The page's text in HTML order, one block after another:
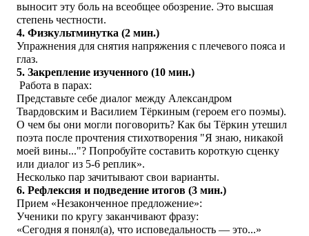
выносит эту боль на всеобщее обозрение. Это высшая
степень честности.
4. Физкультминутка (2 мин.)
Упражнения для снятия напряжения с плечевого пояса и
глаз.
5. Закрепление изученного (10 мин.)
Работа в парах:
Представьте себе диалог между Александром
Твардовским и Василием Тёркиным (героем его поэмы).
О чем бы они могли поговорить? Как бы Тёркин утешил
поэта после прочтения стихотворения "Я знаю, никакой
моей вины..."? Попробуйте составить короткую сценку
или диалог из 5-6 реплик».
Несколько пар зачитывают свои варианты.
6. Рефлексия и подведение итогов (3 мин.)
Прием «Незаконченное предложение»:
Ученики по кругу заканчивают фразу:
«Сегодня я понял(а), что исповедальность — это...»